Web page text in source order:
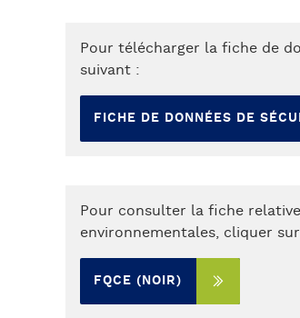
Pour télécharger la fiche de
suivant :
FICHE DE DONNÉES DE
Pour consulter la fiche
environnementales, cliquer
FQCE (NOIR)